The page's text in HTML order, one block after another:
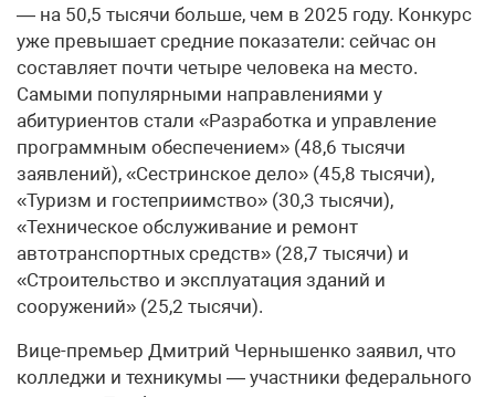
— на 50,5 тысячи больше, чем в 2025 году. Конкурс
уже превышает средние показатели: сейчас он
составляет почти четыре человека на место.
Самыми популярными направлениями у
абитуриентов стали «Разработка и управление
программным обеспечением» (48,6 тысячи
заявлений), «Сестринское дело» (45,8 тысячи),
«Туризм и гостеприимство» (30,3 тысячи),
«Техническое обслуживание и ремонт
автотранспортных средств» (28,7 тысячи) и
«Строительство и эксплуатация зданий и
сооружений» (25,2 тысячи).
Вице-премьер Дмитрий Чернышенко заявил, что
колледжи и техникумы — участники федерального